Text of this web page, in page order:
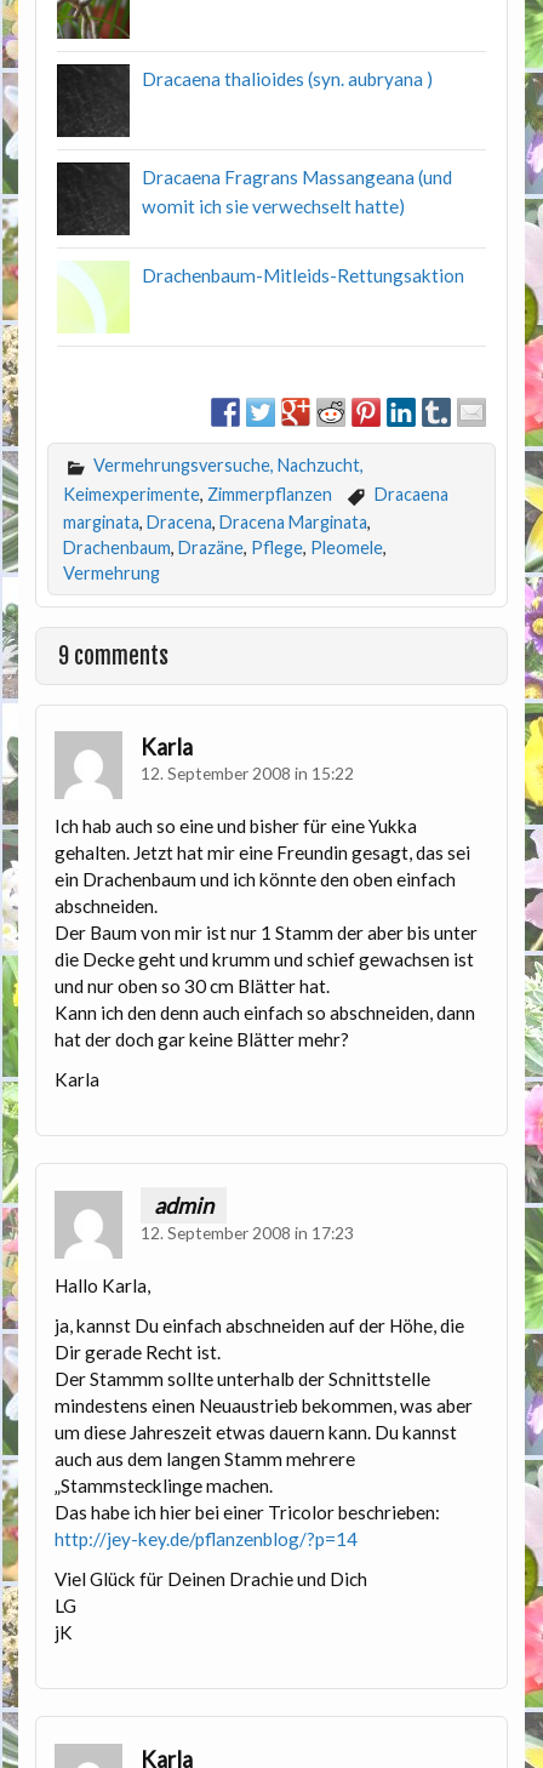
Dracaena thalioides (syn. aubryana )
Dracaena Fragrans Massangeana (und
womit ich sie verwechselt hatte)
Drachenbaum-Mitleids-Rettungsaktion
Vermehrungsversuche, Nachzucht,
Keimexperimente, Zimmerpflanzen
Dracaena
marginata, Dracena, Dracena Marginata,
Drachenbaum, Drazäne, Pflege, Pleomele,
Vermehrung
9 comments
Karla
12. September 2008 in 15:22
Ich hab auch so eine und bisher für eine Yukka
gehalten. Jetzt hat mir eine Freundin gesagt, das sei
ein Drachenbaum und ich könnte den oben einfach
abschneiden.
Der Baum von mir ist nur 1 Stamm der aber bis unter
die Decke geht und krumm und schief gewachsen ist
und nur oben so 30 cm Blätter hat.
Kann ich den denn auch einfach so abschneiden, dann
hat der doch gar keine Blätter mehr?
Karla
admin
12. September 2008 in 17:23
Hallo Karla,
ja, kannst Du einfach abschneiden auf der Höhe, die
Dir gerade Recht ist.
Der Stammm sollte unterhalb der Schnittstelle
mindestens einen Neuaustrieb bekommen, was aber
um diese Jahreszeit etwas dauern kann. Du kannst
auch aus dem langen Stamm mehrere
„Stammstecklinge machen.
Das habe ich hier bei einer Tricolor beschrieben:
http://jey-key.de/pflanzenblog/?p=14
Viel Glück für Deinen Drachie und Dich
LG
jK
Karla